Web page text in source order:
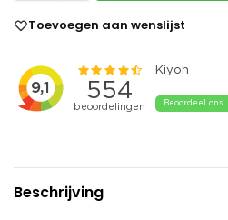
Toevoegen aan wenslijst
Beschrijving